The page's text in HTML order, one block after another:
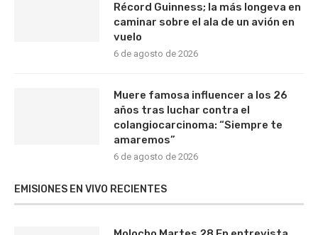
Récord Guinness; la más longeva en
caminar sobre el ala de un avión en
vuelo
6 de agosto de 2026
Muere famosa influencer a los 26
años tras luchar contra el
colangiocarcinoma: “Siempre te
amaremos”
6 de agosto de 2026
EMISIONES EN VIVO RECIENTES